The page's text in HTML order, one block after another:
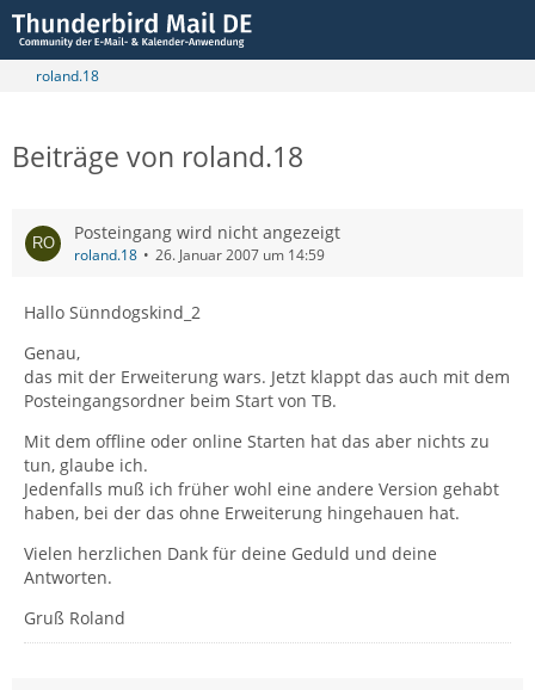
roland.18
Beiträge von roland.18
Posteingang wird nicht angezeigt
roland.18 26. Januar 2007 um 14:59
Hallo Sünndogskind_2
Genau,
das mit der Erweiterung wars. Jetzt klappt das auch mit dem
Posteingangsordner beim Start von TB.
Mit dem offline oder online Starten hat das aber nichts zu
tun, glaube ich.
Jedenfalls muß ich früher wohl eine andere Version gehabt
haben, bei der das ohne Erweiterung hingehauen hat.
Vielen herzlichen Dank für deine Geduld und deine
Antworten.
Gruß Roland